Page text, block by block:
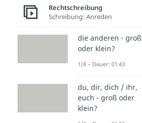
zweit
Dauer:
, leid
tun
oder
tun?
Dauer:
Rechtschreibung
Schreibung: Anreden
die anderen - groß
oder klein?
1/8 – Dauer: 01:43
du, dir, dich / ihr,
euch - groß oder
klein?